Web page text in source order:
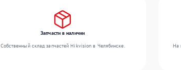
Запчасти в наличии
Собственный склад запчастей Hikvision в Челябинске.
На